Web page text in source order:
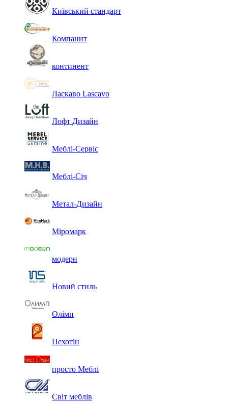
Київський стандарт
Компанит
континент
Ласкаво Lascavo
Лофт Дизайн
Меблі-Сервіс
Меблі-Січ
Метал-Дизайн
Міромарк
модерн
Новий стиль
Олімп
Пехотін
просто Меблі
Світ меблів